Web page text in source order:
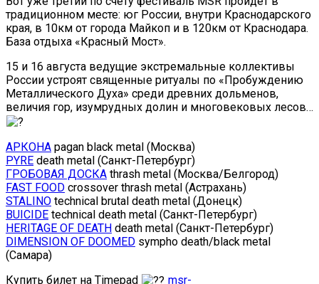
традиционном месте: юг России, внутри Краснодарского
края, в 10км от города Майкоп и в 120км от Краснодара.
База отдыха «Красный Мост».
15 и 16 августа ведущие экстремальные коллективы
России устроят священные ритуалы по «Пробуждению
Металлического Духа» среди древних дольменов,
величия гор, изумрудных долин и многовековых лесов…
АРКОНА pagan black metal (Москва)
PYRE death metal (Санкт-Петербург)
ГРОБОВАЯ ДОСКА thrash metal (Москва/Белгород)
FAST FOOD crossover thrash metal (Астрахань)
STALINO technical brutal death metal (Донецк)
BUICIDE technical death metal (Санкт-Петербург)
HERITAGE OF DEATH death metal (Санкт-Петербург)
DIMENSION OF DOOMED sympho death/black metal
(Самара)
Купить билет на Timepad
msr-